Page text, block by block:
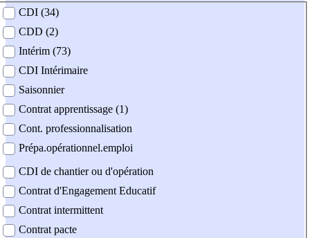
contrat
CDI (34)
CDD (2)
Intérim (73)
CDI Intérimaire
Saisonnier
Contrat apprentissage (1)
Cont. professionnalisation
Prépa.opérationnel.emploi
CDI de chantier ou d'opération
Contrat d'Engagement Educatif
Contrat intermittent
Contrat pacte